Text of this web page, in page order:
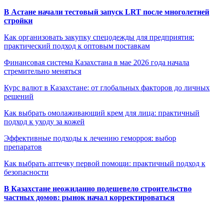
В Астане начали тестовый запуск LRT после многолетней
стройки
Как организовать закупку спецодежды для предприятия:
практический подход к оптовым поставкам
Финансовая система Казахстана в мае 2026 года начала
стремительно меняться
Курс валют в Казахстане: от глобальных факторов до личных
решений
Как выбрать омолаживающий крем для лица: практичный
подход к уходу за кожей
Эффективные подходы к лечению геморроя: выбор
препаратов
Как выбрать аптечку первой помощи: практичный подход к
безопасности
В Казахстане неожиданно подешевело строительство
частных домов: рынок начал корректироваться